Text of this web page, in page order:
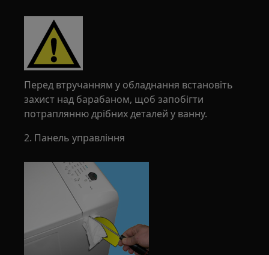
Перед втручанням у обладнання встановіть
захист над барабаном, щоб запобігти
потраплянню дрібних деталей у ванну.
2. Панель управління